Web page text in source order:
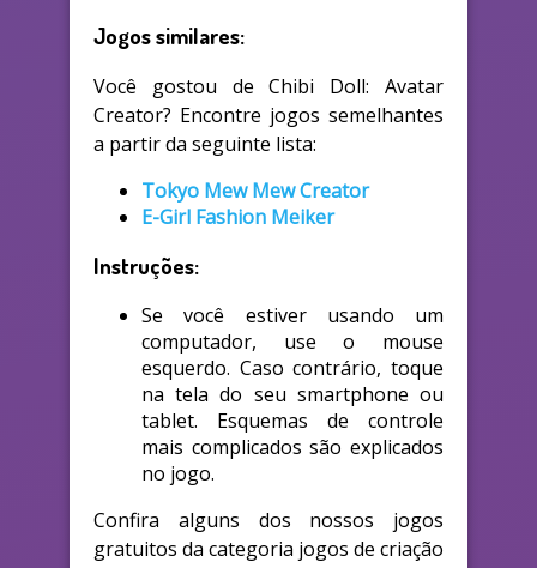
Jogos similares:
Você gostou de Chibi Doll: Avatar
Creator? Encontre jogos semelhantes
a partir da seguinte lista:
Tokyo Mew Mew Creator
E-Girl Fashion Meiker
Instruções:
Se você estiver usando um
computador, use o mouse
esquerdo. Caso contrário, toque
na tela do seu smartphone ou
tablet. Esquemas de controle
mais complicados são explicados
no jogo.
Confira alguns dos nossos jogos
gratuitos da categoria jogos de criação